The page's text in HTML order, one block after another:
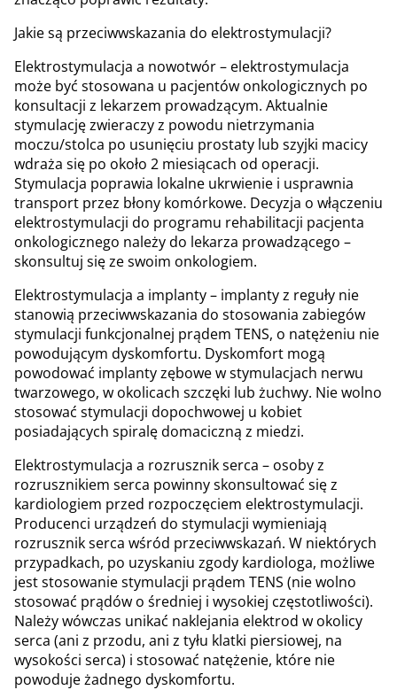
Jakie są przeciwwskazania do elektrostymulacji?
Elektrostymulacja a nowotwór – elektrostymulacja
może być stosowana u pacjentów onkologicznych po
konsultacji z lekarzem prowadzącym. Aktualnie
stymulację zwieraczy z powodu nietrzymania
moczu/stolca po usunięciu prostaty lub szyjki macicy
wdraża się po około 2 miesiącach od operacji.
Stymulacja poprawia lokalne ukrwienie i usprawnia
transport przez błony komórkowe. Decyzja o włączeniu
elektrostymulacji do programu rehabilitacji pacjenta
onkologicznego należy do lekarza prowadzącego –
skonsultuj się ze swoim onkologiem.
Elektrostymulacja a implanty – implanty z reguły nie
stanowią przeciwwskazania do stosowania zabiegów
stymulacji funkcjonalnej prądem TENS, o natężeniu nie
powodującym dyskomfortu. Dyskomfort mogą
powodować implanty zębowe w stymulacjach nerwu
twarzowego, w okolicach szczęki lub żuchwy. Nie wolno
stosować stymulacji dopochwowej u kobiet
posiadających spiralę domaciczną z miedzi.
Elektrostymulacja a rozrusznik serca – osoby z
rozrusznikiem serca powinny skonsultować się z
kardiologiem przed rozpoczęciem elektrostymulacji.
Producenci urządzeń do stymulacji wymieniają
rozrusznik serca wśród przeciwwskazań. W niektórych
przypadkach, po uzyskaniu zgody kardiologa, możliwe
jest stosowanie stymulacji prądem TENS (nie wolno
stosować prądów o średniej i wysokiej częstotliwości).
Należy wówczas unikać naklejania elektrod w okolicy
serca (ani z przodu, ani z tyłu klatki piersiowej, na
wysokości serca) i stosować natężenie, które nie
powoduje żadnego dyskomfortu.